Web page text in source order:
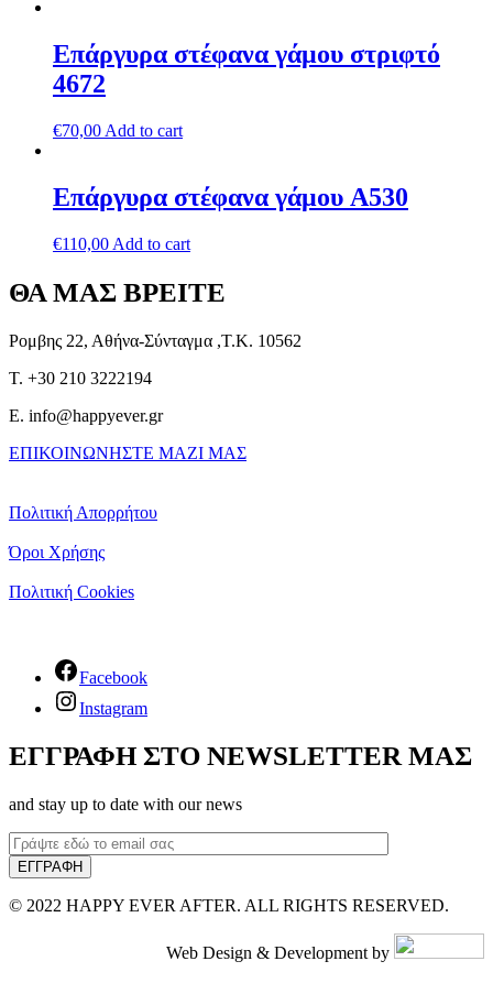
Επάργυρα στέφανα γάμου στριφτό
4672
€70,00 Add to cart
Επάργυρα στέφανα γάμου A530
€110,00 Add to cart
ΘΑ ΜΑΣ ΒΡΕΙΤΕ
Ρομβης 22, Αθήνα-Σύνταγμα ,Τ.Κ. 10562
T. +30 210 3222194
E. info@happyever.gr
ΕΠΙΚΟΙΝΩΝΗΣΤΕ ΜΑΖΙ ΜΑΣ
Πολιτική Απορρήτου
Όροι Χρήσης
Πολιτική Cookies
Facebook
Instagram
ΕΓΓΡΑΦΗ ΣΤΟ NEWSLETTER ΜΑΣ
and stay up to date with our news
© 2022 HAPPY EVER AFTER. ALL RIGHTS RESERVED.
Web Design & Development by